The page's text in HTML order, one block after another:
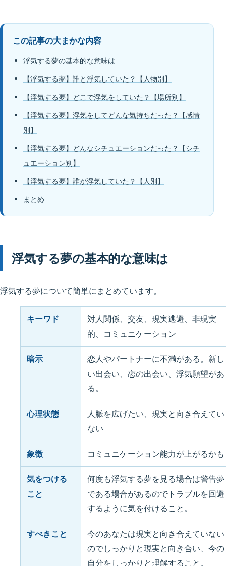
この記事の大まかな内容
浮気する夢の基本的な意味は
【浮気する夢】誰と浮気していた？【人物別】
【浮気する夢】どこで浮気をしていた？【場所別】
【浮気する夢】浮気をしてどんな気持ちだった？【感情
別】
【浮気する夢】どんなシチュエーションだった？【シチ
ュエーション別】
【浮気する夢】誰が浮気していた？【人別】
まとめ
浮気する夢の基本的な意味は
浮気する夢について簡単にまとめています。
キーワド
対人関係、交友、現実逃避、非現実
的、コミュニケーション
暗示
恋人やパートナーに不満がある。新し
い出会い、恋の出会い、浮気願望があ
る。
心理状態
人脈を広げたい、現実と向き合えてい
ない
象徴 コミュニケーション能力が上がるかも
気をつける
こと
何度も浮気する夢を見る場合は警告夢
である場合があるのでトラブルを回避
するように気を付けること。
すべきこと
今のあなたは現実と向き合えていない
のでしっかりと現実と向き合い、今の
自分をしっかりと理解すること。